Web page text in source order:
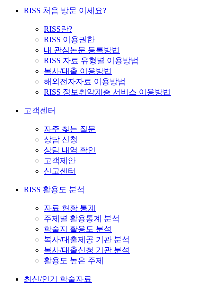
RISS 처음 방문 이세요?
RISS란?
RISS 이용권한
내 관심논문 등록방법
RISS 자료 유형별 이용방법
복사/대출 이용방법
해외전자자료 이용방법
RISS 정보취약계층 서비스 이용방법
고객센터
자주 찾는 질문
상담 신청
상담 내역 확인
고객제안
신고센터
RISS 활용도 분석
자료 현황 통계
주제별 활용통계 분석
학술지 활용도 분석
복사/대출제공 기관 분석
복사/대출신청 기관 분석
활용도 높은 주제
최신/인기 학술자료